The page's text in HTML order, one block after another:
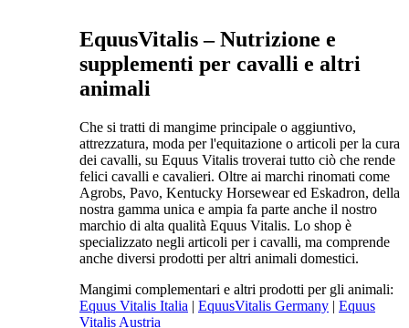
EquusVitalis – Nutrizione e
supplementi per cavalli e altri
animali
Che si tratti di mangime principale o aggiuntivo,
attrezzatura, moda per l'equitazione o articoli per la cura
dei cavalli, su Equus Vitalis troverai tutto ciò che rende
felici cavalli e cavalieri. Oltre ai marchi rinomati come
Agrobs, Pavo, Kentucky Horsewear ed Eskadron, della
nostra gamma unica e ampia fa parte anche il nostro
marchio di alta qualità Equus Vitalis. Lo shop è
specializzato negli articoli per i cavalli, ma comprende
anche diversi prodotti per altri animali domestici.
Mangimi complementari e altri prodotti per gli animali:
Equus Vitalis Italia | EquusVitalis Germany | Equus
Vitalis Austria